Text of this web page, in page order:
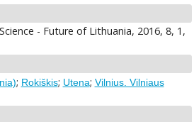
Science - Future of Lithuania, 2016, 8, 1,
; Rokiškis; Utena; Vilnius. Vilniaus